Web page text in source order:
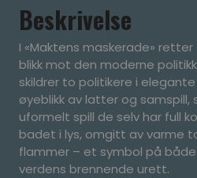
Beskrivelse
I «Maktens maskerade»
blikk mot den moderne
skildrer to politikere i
øyeblikk av latter og
uformelt spill de selv har full
badet i lys, omgitt av varme
flammer – et symbol på
verdens brennende urett.